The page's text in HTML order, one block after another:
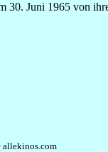
Juni 1965 von